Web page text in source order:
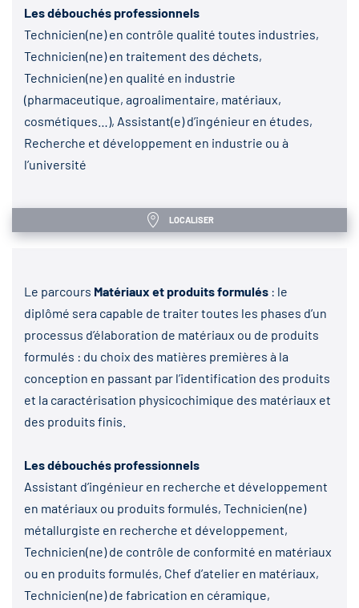
Les débouchés professionnels
Technicien(ne) en contrôle qualité toutes industries,
Technicien(ne) en traitement des déchets,
Technicien(ne) en qualité en industrie
(pharmaceutique, agroalimentaire, matériaux,
cosmétiques…), Assistant(e) d’ingénieur en études,
Recherche et développement en industrie ou à
l’université
LOCALISER
Le parcours Matériaux et produits formulés : le
diplômé sera capable de traiter toutes les phases d’un
processus d’élaboration de matériaux ou de produits
formulés : du choix des matières premières à la
conception en passant par l’identification des produits
et la caractérisation physicochimique des matériaux et
des produits finis.
Les débouchés professionnels
Assistant d’ingénieur en recherche et développement
en matériaux ou produits formulés, Technicien(ne)
métallurgiste en recherche et développement,
Technicien(ne) de contrôle de conformité en matériaux
ou en produits formulés, Chef d’atelier en matériaux,
Technicien(ne) de fabrication en céramique,